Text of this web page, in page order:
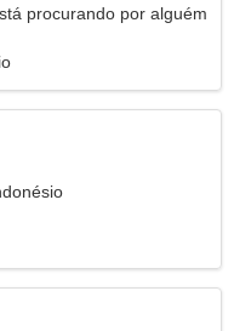
procurando por alguém